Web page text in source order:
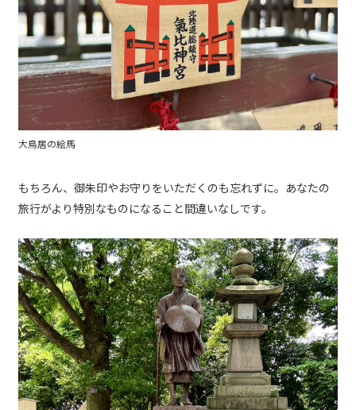
大鳥居の絵馬
もちろん、御朱印やお守りをいただくのも忘れずに。あなたの
旅行がより特別なものになること間違いなしです。